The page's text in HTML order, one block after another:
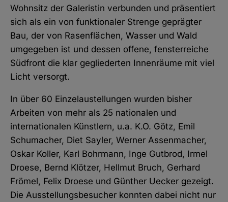
Wohnsitz der Galeristin verbunden und präsentiert
sich als ein von funktionaler Strenge geprägter
Bau, der von Rasenflächen, Wasser und Wald
umgegeben ist und dessen offene, fensterreiche
Südfront die klar gegliederten Innenräume mit viel
Licht versorgt.
In über 60 Einzelaustellungen wurden bisher
Arbeiten von mehr als 25 nationalen und
internationalen Künstlern, u.a. K.O. Götz, Emil
Schumacher, Diet Sayler, Werner Assenmacher,
Oskar Koller, Karl Bohrmann, Inge Gutbrod, Irmel
Droese, Bernd Klötzer, Hellmut Bruch, Gerhard
Frömel, Felix Droese und Günther Uecker gezeigt.
Die Ausstellungsbesucher konnten dabei nicht nur